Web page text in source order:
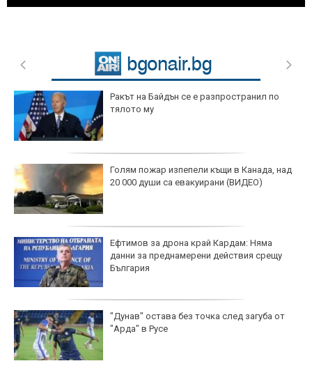
Ракът на Байдън се е разпространил по
тялото му
Голям пожар изпепели къщи в Канада, над
20 000 души са евакуирани (ВИДЕО)
Ефтимов за дрона край Кардам: Няма
данни за преднамерени действия срещу
България
"Дунав" остава без точка след загуба от
"Арда" в Русе